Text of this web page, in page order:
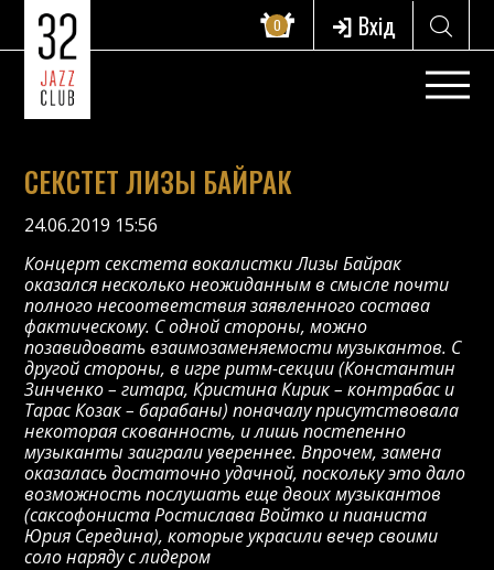
0 Вхід
СЕКСТЕТ ЛИЗЫ БАЙРАК
24.06.2019 15:56
Концерт секстета вокалистки Лизы Байрак
оказался несколько неожиданным в смысле почти
полного несоответствия заявленного состава
фактическому. С одной стороны, можно
позавидовать взаимозаменяемости музыкантов. С
другой стороны, в игре ритм-секции (Константин
Зинченко – гитара, Кристина Кирик – контрабас и
Тарас Козак – барабаны) поначалу присутствовала
некоторая скованность, и лишь постепенно
музыканты заиграли увереннее. Впрочем, замена
оказалась достаточно удачной, поскольку это дало
возможность послушать еще двоих музыкантов
(саксофониста Ростислава Войтко и пианиста
Юрия Середина), которые украсили вечер своими
соло наряду с лидером